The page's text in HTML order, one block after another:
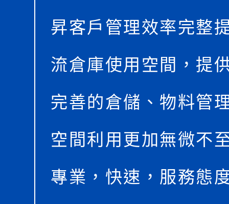
昇客戶管理效率完整
流倉庫使用空間，提
完善的倉儲、物料管
空間利用更加無微不
專業，快速，服務態